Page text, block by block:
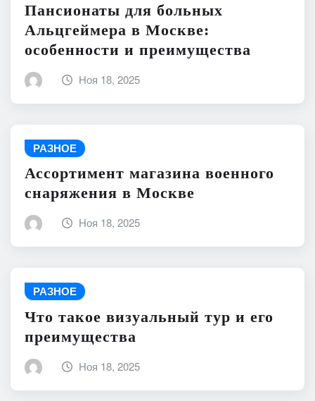
Пансионаты для больных
Альцгеймера в Москве:
особенности и преимущества
Ноя 18, 2025
РАЗНОЕ
Ассортимент магазина военного
снаряжения в Москве
Ноя 18, 2025
РАЗНОЕ
Что такое визуальный тур и его
преимущества
Ноя 18, 2025